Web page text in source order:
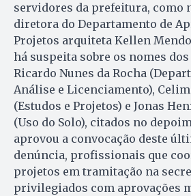
servidores da prefeitura, como
diretora do Departamento de
Projetos arquiteta Kellen
há suspeita sobre os nomes
Ricardo Nunes da Rocha
Análise e Licenciamento),
(Estudos e Projetos) e Jonas
(Uso do Solo), citados no
aprovou a convocação deste
denúncia, profissionais que
projetos em tramitação na
privilegiados com aprovações